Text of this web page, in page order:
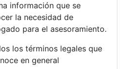
información que se
la necesidad de
para el asesoramiento.
los términos legales que
en general